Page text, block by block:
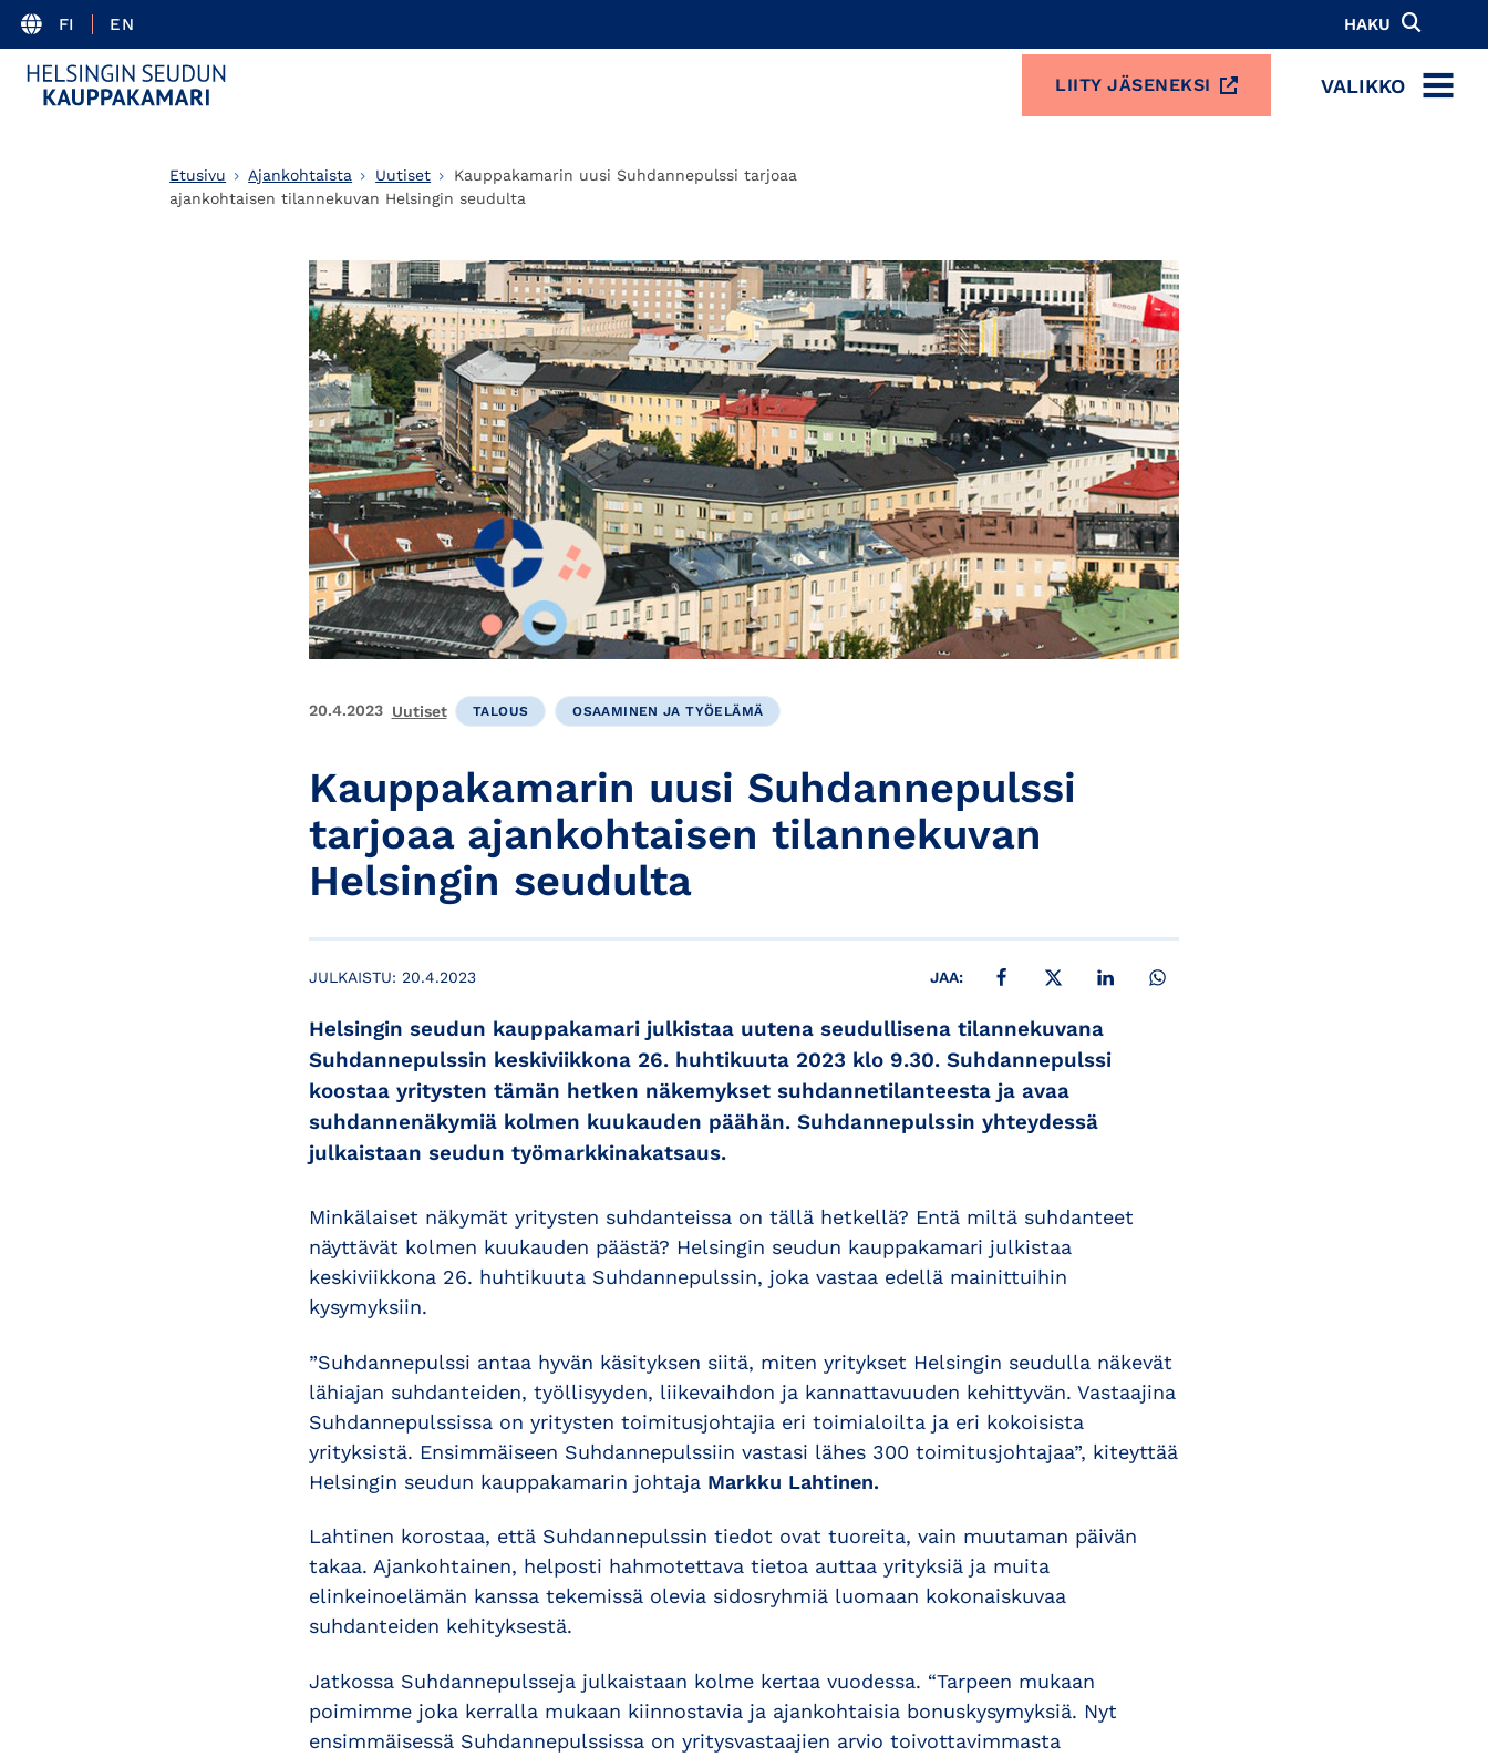
FI EN HAKU
LIITY JÄSENEKSI VALIKKO
MENU
Etusivu Ajankohtaista Uutiset
Kauppakamarin uusi Suhdannepulssi tarjoaa
ajankohtaisen tilannekuvan Helsingin seudulta
20.4.2023 Uutiset TALOUS OSAAMINEN JA TYÖELÄMÄ
Kauppakamarin uusi Suhdannepulssi
tarjoaa ajankohtaisen tilannekuvan
Helsingin seudulta
JULKAISTU: 20.4.2023 JAA: JAA FACEBOOKISSA
JAA X:SSÄ JAA LINKEDINISSÄ
Helsingin seudun kauppakamari julkistaa uutena seudullisena tilannekuvana
Suhdannepulssin keskiviikkona 26. huhtikuuta 2023 klo 9.30. Suhdannepulssi
koostaa yritysten tämän hetken näkemykset suhdannetilanteesta ja avaa
suhdannenäkymiä kolmen kuukauden päähän. Suhdannepulssin yhteydessä
julkaistaan seudun työmarkkinakatsaus.
Minkälaiset näkymät yritysten suhdanteissa on tällä hetkellä? Entä miltä suhdanteet
näyttävät kolmen kuukauden päästä? Helsingin seudun kauppakamari julkistaa
keskiviikkona 26. huhtikuuta Suhdannepulssin, joka vastaa edellä mainittuihin
kysymyksiin.
”Suhdannepulssi antaa hyvän käsityksen siitä, miten yritykset Helsingin seudulla näkevät
lähiajan suhdanteiden, työllisyyden, liikevaihdon ja kannattavuuden kehittyvän. Vastaajina
Suhdannepulssissa on yritysten toimitusjohtajia eri toimialoilta ja eri kokoisista
yrityksistä. Ensimmäiseen Suhdannepulssiin vastasi lähes 300 toimitusjohtajaa”, kiteyttää
Helsingin seudun kauppakamarin johtaja Markku Lahtinen.
Lahtinen korostaa, että Suhdannepulssin tiedot ovat tuoreita, vain muutaman päivän
takaa. Ajankohtainen, helposti hahmotettava tietoa auttaa yrityksiä ja muita
elinkeinoelämän kanssa tekemissä olevia sidosryhmiä luomaan kokonaiskuvaa
suhdanteiden kehityksestä.
Jatkossa Suhdannepulsseja julkaistaan kolme kertaa vuodessa. “Tarpeen mukaan
poimimme joka kerralla mukaan kiinnostavia ja ajankohtaisia bonuskysymyksiä. Nyt
ensimmäisessä Suhdannepulssissa on yritysvastaajien arvio toivottavimmasta